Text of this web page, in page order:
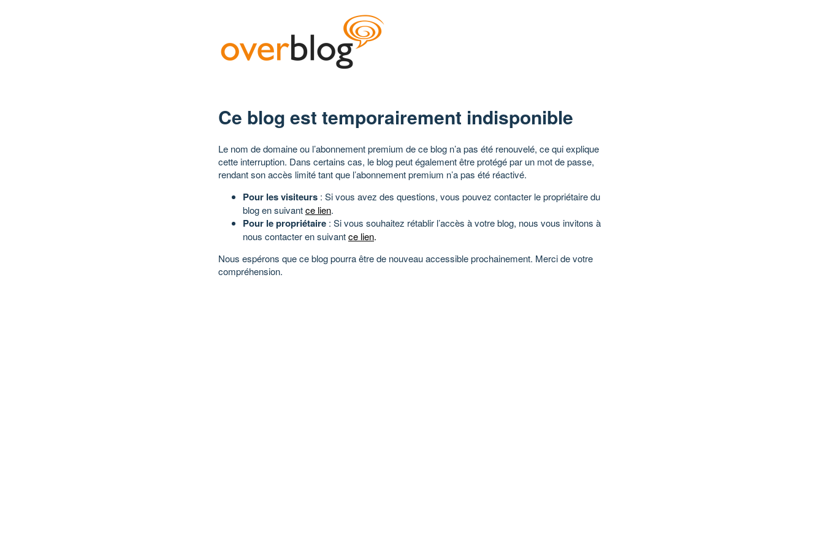
Ce blog est temporairement indisponible
Le nom de domaine ou l’abonnement premium de ce blog n’a pas été renouvelé, ce qui explique
cette interruption. Dans certains cas, le blog peut également être protégé par un mot de passe,
rendant son accès limité tant que l’abonnement premium n’a pas été réactivé.
Pour les visiteurs : Si vous avez des questions, vous pouvez contacter le propriétaire du
blog en suivantce lien.
Pour le propriétaire : Si vous souhaitez rétablir l’accès à votre blog, nous vous invitons à
nous contacter en suivantce lien.
Nous espérons que ce blog pourra être de nouveau accessible prochainement. Merci de votre
compréhension.